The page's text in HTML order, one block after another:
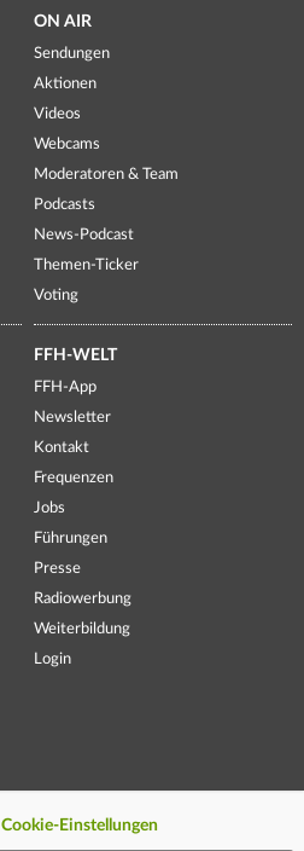
ON AIR
Sendungen
Aktionen
Videos
Webcams
Moderatoren & Team
Podcasts
News-Podcast
Themen-Ticker
Voting
FFH-WELT
FFH-App
Newsletter
Kontakt
Frequenzen
Jobs
Führungen
Presse
Radiowerbung
Weiterbildung
Login
Cookie-Einstellungen